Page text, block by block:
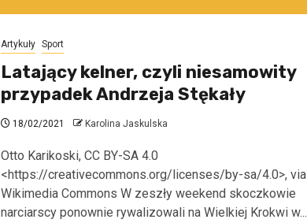
Artykuły Sport
Latający kelner, czyli niesamowity
przypadek Andrzeja Stękały
18/02/2021 Karolina Jaskulska
Otto Karikoski, CC BY-SA 4.0
<https://creativecommons.org/licenses/by-sa/4.0>, via
Wikimedia Commons W zeszły weekend skoczkowie
narciarscy ponownie rywalizowali na Wielkiej Krokwi w...